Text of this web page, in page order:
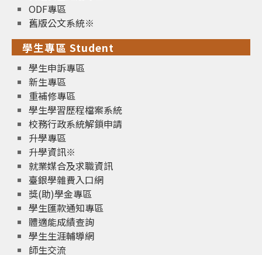
ODF專區
舊版公文系統※
學生專區 Student
學生申訴專區
新生專區
重補修專區
學生學習歷程檔案系統
校務行政系統解鎖申請
升學專區
升學資訊※
就業媒合及求職資訊
臺銀學雜費入口網
獎(助)學金專區
學生匯款通知專區
體適能成績查詢
學生生涯輔導網
師生交流